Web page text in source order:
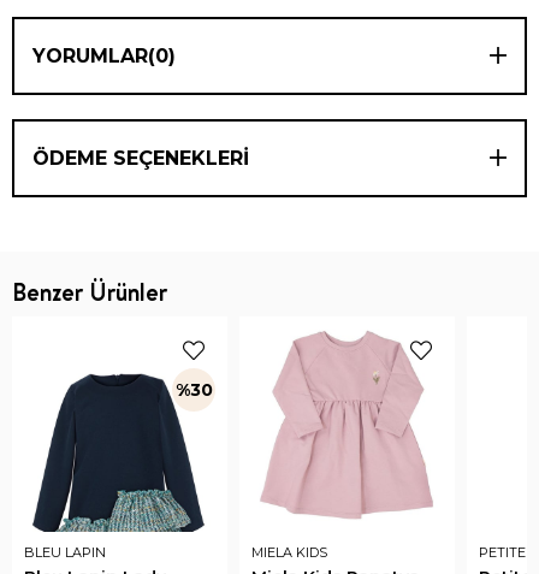
YORUMLAR(0)
ÖDEME SEÇENEKLERI
Benzer Ürünler
BLEU LAPIN
%30
MIELA KIDS PETITE